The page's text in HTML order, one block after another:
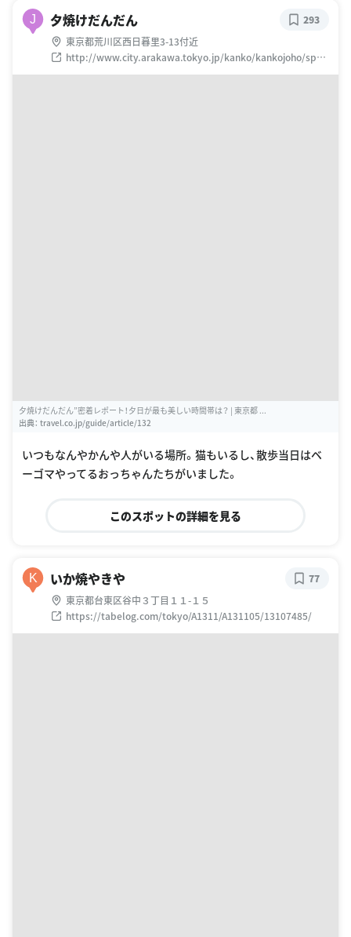
J 夕焼けだんだん
東京都荒川区西日暮里3-13付近
http://www.city.arakawa.tokyo.jp/kanko/kankojoho/spot
/nipporichiiki/yuyakedandan.html
293
夕焼けだんだん”密着レポート！夕日が最も美しい時間帯は？ | 東京都 ...
出典： travel.co.jp/guide/article/132
いつもなんやかんや人がいる場所。猫もいるし、散歩当日はベ
ーゴマやってるおっちゃんたちがいました。
このスポットの詳細を見る
K いか焼やきや
東京都台東区谷中３丁目１１-１５
https://tabelog.com/tokyo/A1311/A131105/13107485/
77